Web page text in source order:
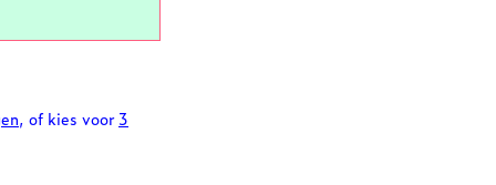
, of kies voor3